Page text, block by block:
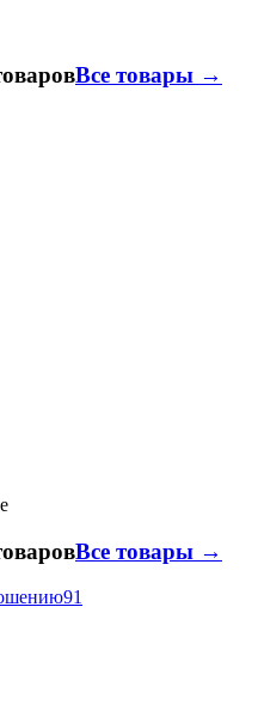
Все товары →
Все товары →
91